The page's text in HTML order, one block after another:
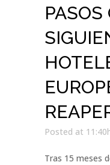
PASOS
Posted at
Tras 15 meses